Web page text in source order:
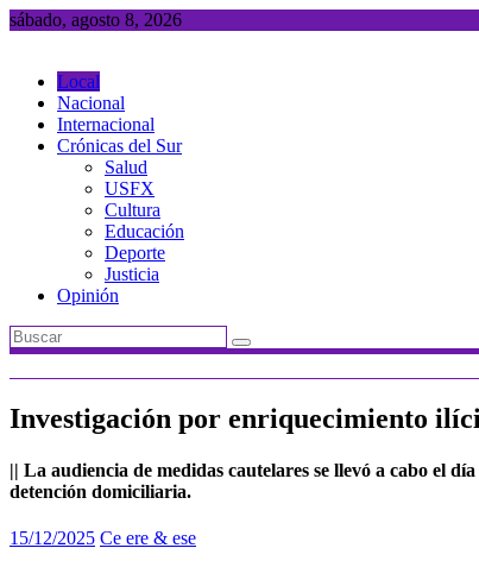
Saltar
sábado, agosto 8, 2026
Local
Nacional
Internacional
Crónicas del Sur
Salud
USFX
Cultura
Educación
Deporte
Justicia
Opinión
Investigación por enriquecimiento
|| La audiencia de medidas cautelares se llevó a cabo el
detención domiciliaria.
15/12/2025 Ce ere & ese